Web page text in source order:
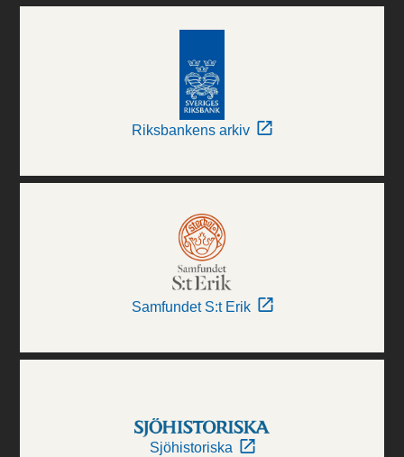
Riksbankens arkiv
Samfundet S:t Erik
Sjöhistoriska